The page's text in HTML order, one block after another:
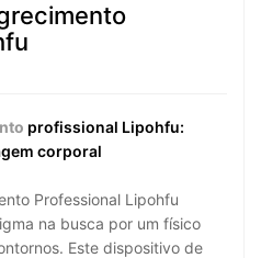
profissional Lipohfu:
corporal
Professional Lipohfu
na busca por um físico
Este dispositivo de